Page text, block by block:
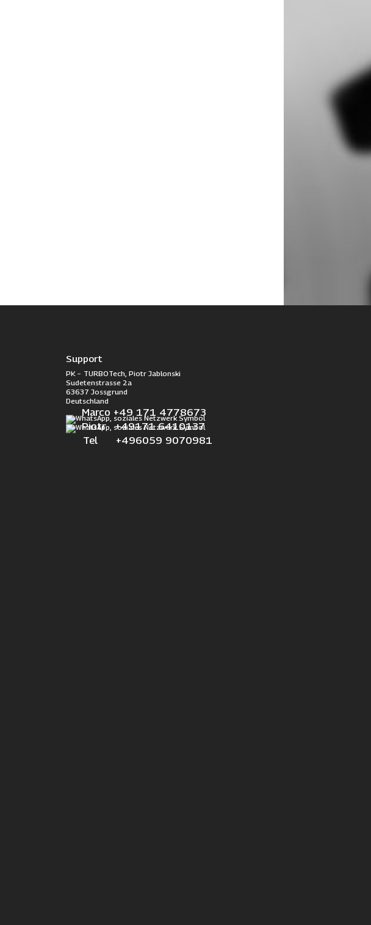
Support
PK – TURBOTech, Piotr Jablonski
Sudetenstrasse 2a
63637 Jossgrund
Deutschland
Marco +49 171 4778673
Piotr +49171 6410137
Tel +496059 9070981